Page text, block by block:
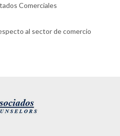
Comerciales
al sector de comercio